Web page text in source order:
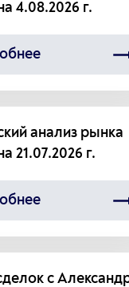
4.08.2026 г.
анализ рынка
21.07.2026 г.
с